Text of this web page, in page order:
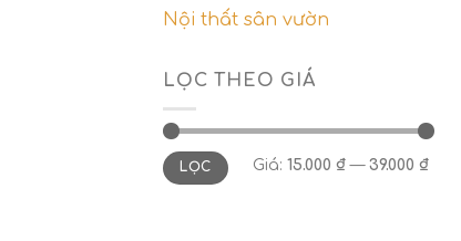
Nội thất sân vườn
LỌC THEO GIÁ
Giá
tối
thiểu
Giá
tối
đa
LỌC Giá: 15.000 ₫ — 39.000 ₫